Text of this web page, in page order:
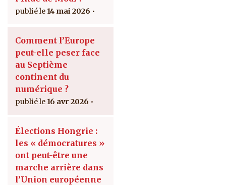
14 mai 2026
Comment l’Europe
peut-elle peser face
au Septième
continent du
numérique ?
16 avr 2026
Élections Hongrie :
les « démocratures »
ont peut-être une
marche arrière dans
l’Union européenne